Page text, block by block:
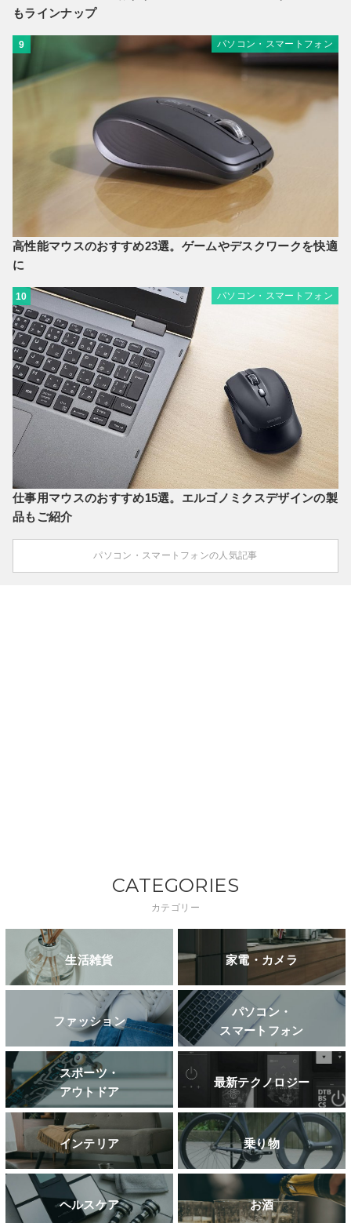
もラインナップ
9 パソコン・スマートフォン
高性能マウスのおすすめ23選。ゲームやデスクワークを快適
に
10 パソコン・スマートフォン
仕事用マウスのおすすめ15選。エルゴノミクスデザインの製
品もご紹介
パソコン・スマートフォンの人気記事
CATEGORIES
カテゴリー
生活雑貨 家電・カメラ
ファッション
パソコン・
スマートフォン
スポーツ・
アウトドア
最新テクノロジー
インテリア 乗り物
ヘルスケア お酒